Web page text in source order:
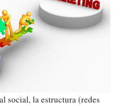
social, la estructura (redes